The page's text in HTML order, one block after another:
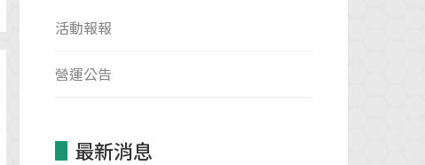
活動報報
營運公告
最新消息